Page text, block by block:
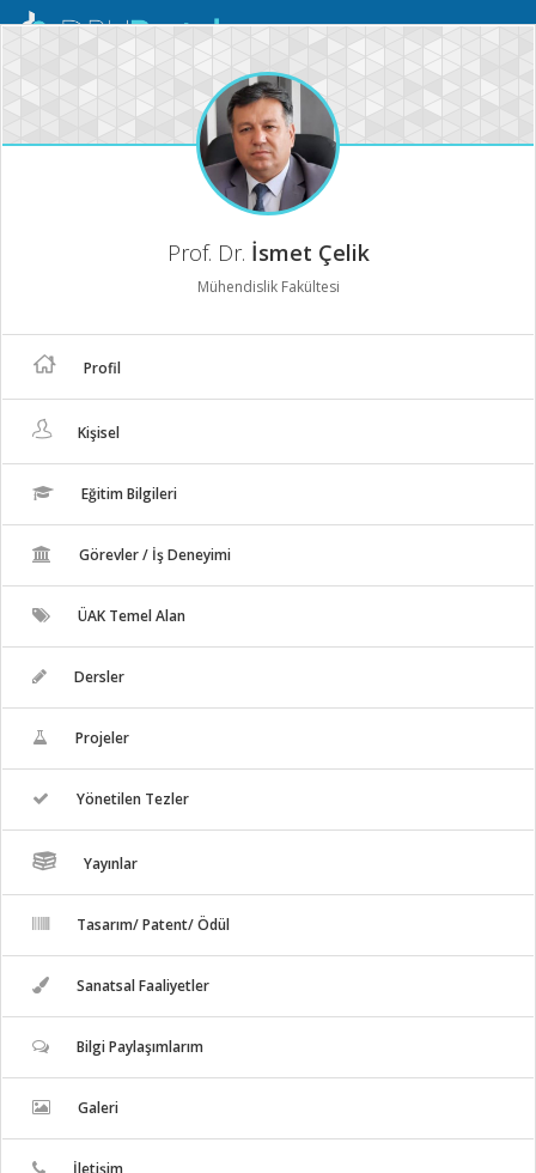
Mobil
Prof. Dr. İsmet Çelik
Mühendislik Fakültesi
Profil
Kişisel
Eğitim Bilgileri
Görevler / İş Deneyimi
ÜAK Temel Alan
Dersler
Projeler
Yönetilen Tezler
Yayınlar
Tasarım/ Patent/ Ödül
Sanatsal Faaliyetler
Bilgi Paylaşımlarım
Galeri
İletişim